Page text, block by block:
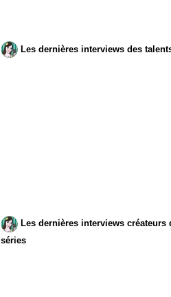
Les dernières interviews des
Les dernières interviews créateurs
séries